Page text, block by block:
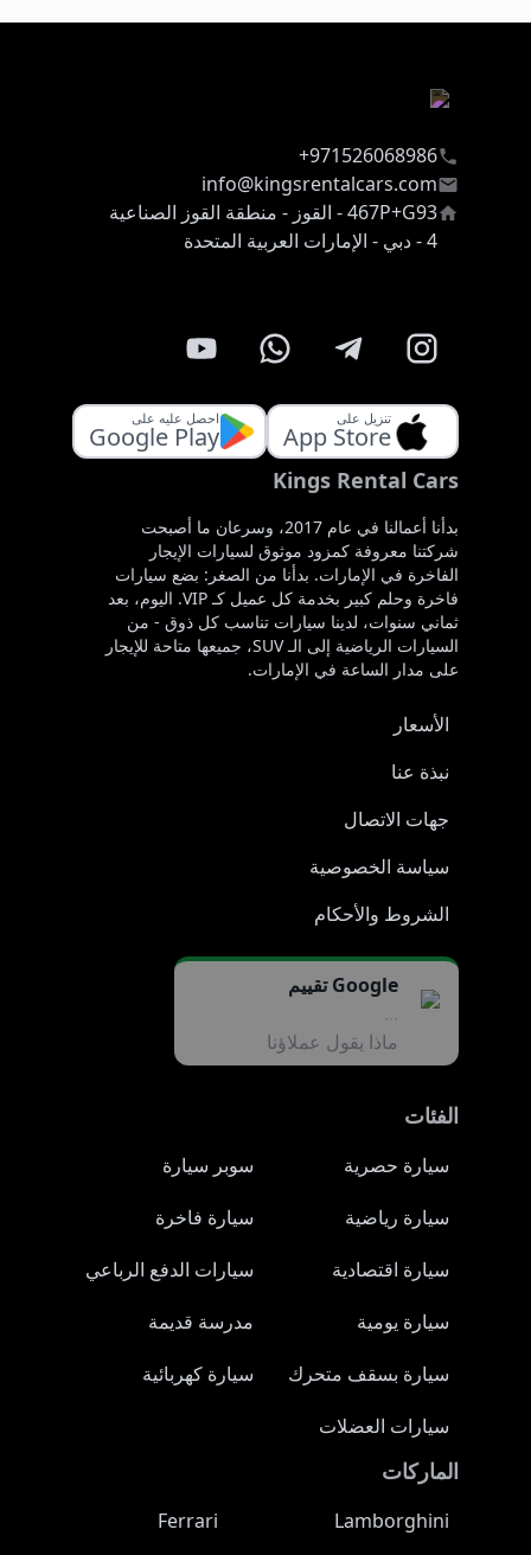
971526068986+
info@kingsrentalcars.com
467P+G93 - القوز - منطقة القوز الصناعية
4 - دبي - الإمارات العربية المتحدة
تنزيل على
App Store
احصل عليه على
Google Play
Kings Rental Cars
بدأنا أعمالنا في عام 2017، وسرعان ما أصبحت
شركتنا معروفة كمزود موثوق لسيارات الإيجار
الفاخرة في الإمارات. بدأنا من الصغر: بضع سيارات
فاخرة وحلم كبير بخدمة كل عميل كـ VIP. اليوم، بعد
ثماني سنوات، لدينا سيارات تناسب كل ذوق - من
السيارات الرياضية إلى الـ SUV، جميعها متاحة للإيجار
على مدار الساعة في الإمارات.
الأسعار
نبذة عنا
جهات الاتصال
سياسة الخصوصية
الشروط والأحكام
Google تقييم
...
ماذا يقول عملاؤنا
الفئات
سيارة حصرية
سوبر سيارة
سيارة رياضية
سيارة فاخرة
سيارة اقتصادية
سيارات الدفع الرباعي
سيارة يومية
مدرسة قديمة
سيارة بسقف متحرك
سيارة كهربائية
سيارات العضلات
الماركات
Lamborghini
Ferrari